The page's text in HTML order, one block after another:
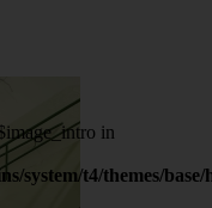
in
system/t4/themes/